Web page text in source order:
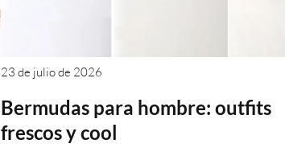
23 de julio de 2026
Bermudas para hombre: outfits
frescos y cool